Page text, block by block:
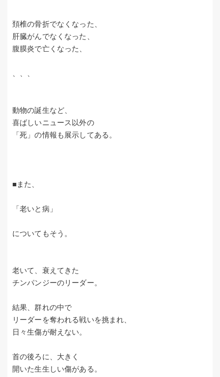
頚椎の骨折でなくなった、
肝臓がんでなくなった、
腹膜炎で亡くなった、
動物の誕生など、
喜ばしいニュース以外の
「死」の情報も展示してある。
■また、
「老いと病」
についてもそう。
老いて、衰えてきた
チンパンジーのリーダー。
結果、群れの中で
リーダーを奪われる戦いを挑まれ、
日々生傷が耐えない。
首の後ろに、大きく
開いた生生しい傷がある。